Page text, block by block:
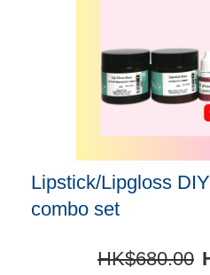
Lipstick/Lipgloss
combo set
HK$680.00